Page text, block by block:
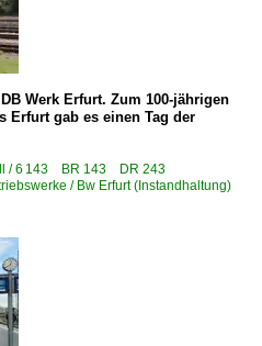
·UNM·
Werk Erfurt. Zum 100-jährigen
Erfurt gab es einen Tag der
/ 6 143 BR 143 DR 243
/ Bw Erfurt (Instandhaltung)